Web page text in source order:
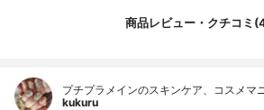
商品レビュー・クチコミ
プチプラメインのスキンケア、コスメマ
kukuru